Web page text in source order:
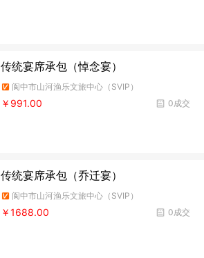
传统宴席承包（悼念宴）
阆中市山河渔乐文旅中心（SVIP）
0成交
￥991.00
传统宴席承包（乔迁宴）
阆中市山河渔乐文旅中心（SVIP）
0成交
￥1688.00